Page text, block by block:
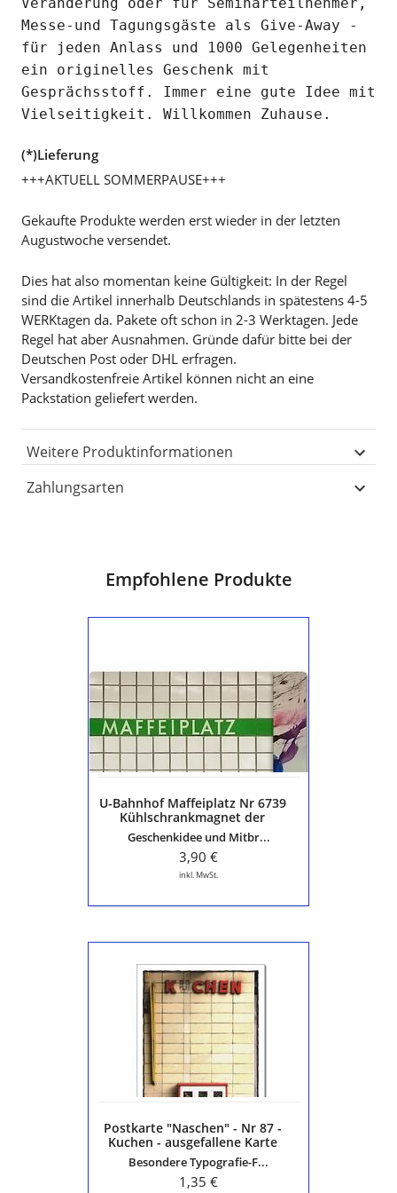
Messe-und Tagungsgäste als Give-Away -
für jeden Anlass und 1000 Gelegenheiten
ein originelles Geschenk mit
Gesprächsstoff. Immer eine gute Idee mit
Vielseitigkeit. Willkommen Zuhause.
(*)Lieferung
+++AKTUELL SOMMERPAUSE+++
Gekaufte Produkte werden erst wieder in der letzten
Augustwoche versendet.
Dies hat also momentan keine Gültigkeit: In der Regel
sind die Artikel innerhalb Deutschlands in spätestens 4-5
WERKtagen da. Pakete oft schon in 2-3 Werktagen. Jede
Regel hat aber Ausnahmen. Gründe dafür bitte bei der
Deutschen Post oder DHL erfragen.
Versandkostenfreie Artikel können nicht an eine
Packstation geliefert werden.
Weitere Produktinformationen
Zahlungsarten
Empfohlene Produkte
Maffeiplatz
Nr
6739
Kühlschrankmagnet
der
Nürnberger
U1
Lichtenhof
U-Bahnhof Maffeiplatz Nr 6739
Kühlschrankmagnet der
Nürnberger U1 - Lichtenhof
Geschenkidee und Mitbr...
3,90 €
inkl. MwSt.
Postkarte
"Naschen"
Kuchen
ausgefallene
aus
der
Postkarte "Naschen" - Nr 87 -
Kuchen - ausgefallene Karte
aus der Serie "Die schöne
Sprache"
Besondere Typografie-F...
1,35 €